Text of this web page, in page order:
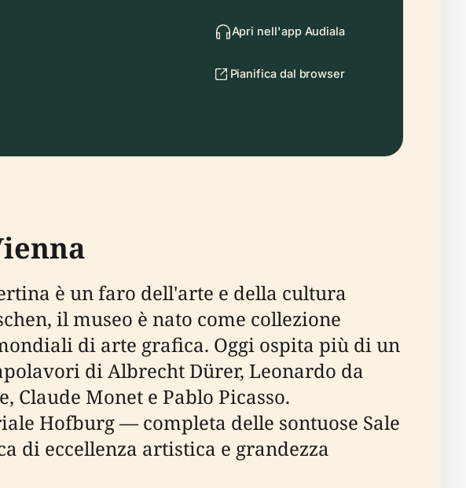
Apri nell'app Audiala
Pianifica dal browser
è un faro dell'arte e della cultura
il museo è nato come collezione
di arte grafica. Oggi ospita più di un
di Albrecht Dürer, Leonardo da
Claude Monet e Pablo Picasso.
Hofburg — completa delle sontuose Sale
di eccellenza artistica e grandezza